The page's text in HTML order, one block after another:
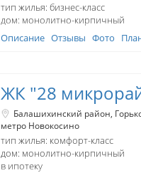
тип жилья: бизнес-класс
дом: монолитно-кирпичный
Описание Отзывы Фото
ЖК "28
Балашихинский район
метро Новокосино
тип жилья: комфорт-класс
дом: монолитно-кирпичный
в ипотеку